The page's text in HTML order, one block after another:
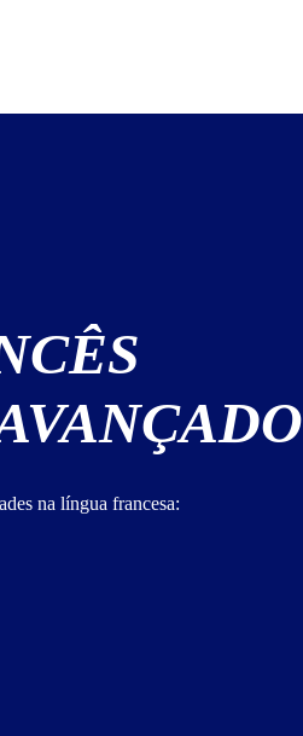
na língua francesa: